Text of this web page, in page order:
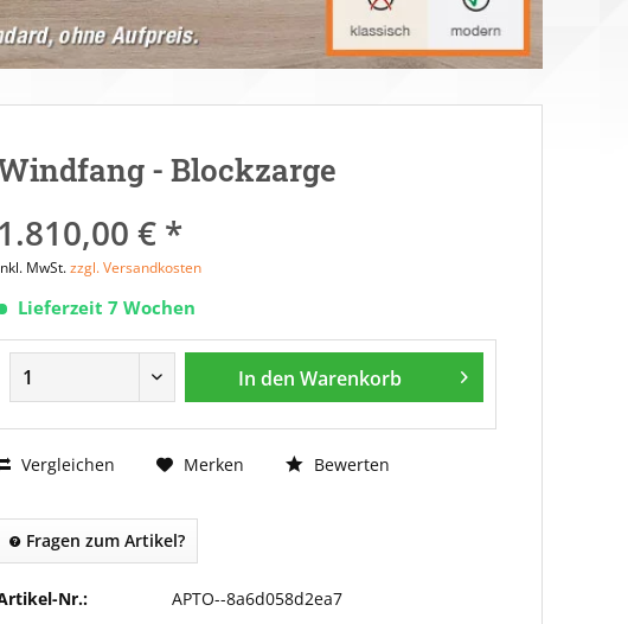
- Blockzarge
1.810,00 € *
MwSt.zzgl. Versandkosten
Lieferzeit 7 Wochen
In den Warenkorb
Vergleichen Merken Bewerten
Fragen zum Artikel?
Nr.: APTO--8a6d058d2ea7